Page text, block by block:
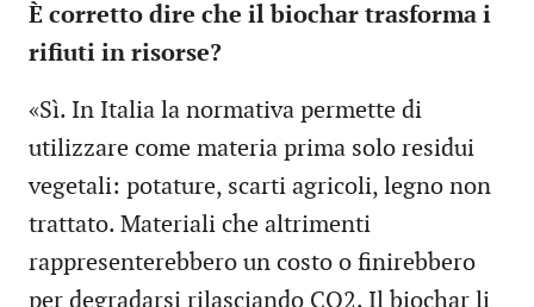
È corretto dire che il biochar trasforma i
rifiuti in risorse?
«Sì. In Italia la normativa permette di
utilizzare come materia prima solo residui
vegetali: potature, scarti agricoli, legno non
trattato. Materiali che altrimenti
rappresenterebbero un costo o finirebbero